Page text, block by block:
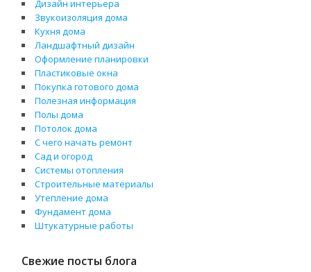
Дизайн интерьера
Звукоизоляция дома
Кухня дома
Ландшафтный дизайн
Оформление планировки
Пластиковые окна
Покупка готового дома
Полезная информация
Полы дома
Потолок дома
С чего начать ремонт
Сад и огород
Системы отопления
Строительные материалы
Утепление дома
Фундамент дома
Штукатурные работы
Свежие посты блога